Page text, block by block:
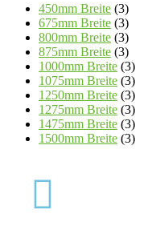
450mm Breite (3)
675mm Breite (3)
800mm Breite (3)
875mm Breite (3)
1000mm Breite (3)
1075mm Breite (3)
1250mm Breite (3)
1275mm Breite (3)
1475mm Breite (3)
1500mm Breite (3)